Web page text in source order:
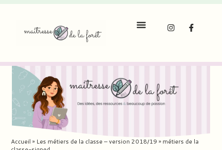
Accueil » Les métiers de la classe – version 2018/19 » métiers de la